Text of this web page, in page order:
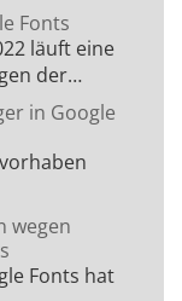
Fonts
läuft eine
der…
in Google
wegen
Fonts hat